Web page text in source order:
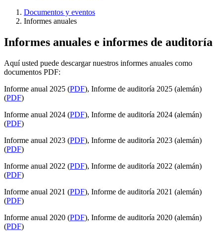
Documentos y eventos
Informes anuales
Informes anuales e informes de auditoría
Aquí usted puede descargar nuestros informes anuales como
documentos PDF:
Informe anual 2025 (PDF), Informe de auditoría 2025 (alemán)
(PDF)
Informe anual 2024 (PDF), Informe de auditoría 2024 (alemán)
(PDF)
Informe anual 2023 (PDF), Informe de auditoría 2023 (alemán)
(PDF)
Informe anual 2022 (PDF), Informe de auditoría 2022 (alemán)
(PDF)
Informe anual 2021 (PDF), Informe de auditoría 2021 (alemán)
(PDF)
Informe anual 2020 (PDF), Informe de auditoría 2020 (alemán)
(PDF)